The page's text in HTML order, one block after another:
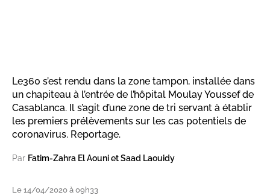
Le360 s’est rendu dans la zone tampon, installée dans
un chapiteau à l’entrée de l’hôpital Moulay Youssef de
Casablanca. Il s’agit d’une zone de tri servant à établir
les premiers prélèvements sur les cas potentiels de
coronavirus. Reportage.
Par Fatim-Zahra El Aouni et Saad Laouidy
Le 14/04/2020 à 09h33